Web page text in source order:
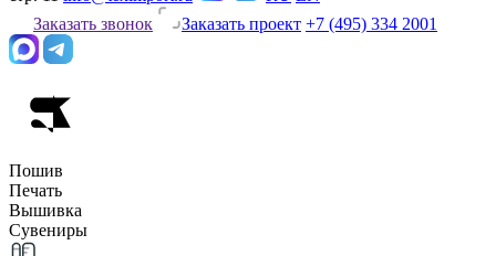
Заказать звонок
Заказать проект +7 (495) 334 2001
Пошив
Печать
Вышивка
Сувениры